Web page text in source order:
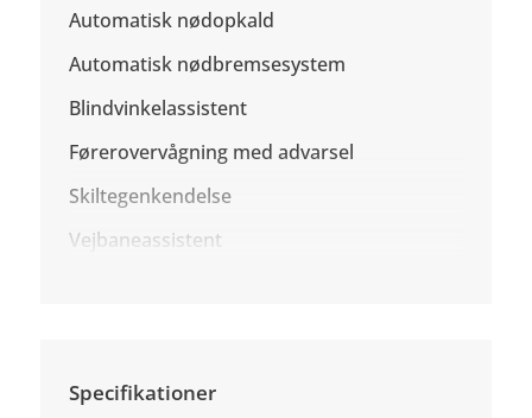
Automatisk nødopkald
Automatisk nødbremsesystem
Blindvinkelassistent
Førerovervågning med advarsel
Skiltegenkendelse
Vejbaneassistent
Specifikationer